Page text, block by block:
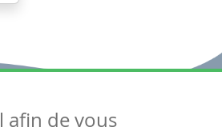
afin de vous